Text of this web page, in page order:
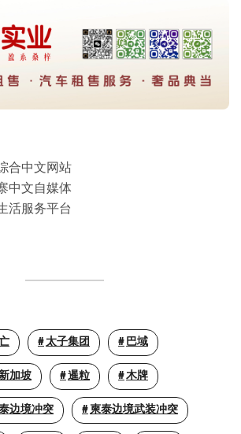
合中文网站
中文自媒体
活服务平台
太子集团 巴域
加坡 暹粒 木牌
边境冲突 柬泰边境武装冲突